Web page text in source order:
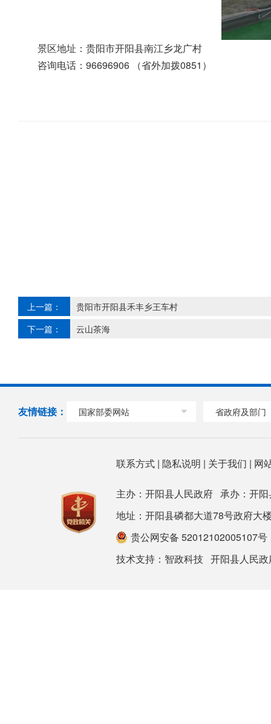
景区地址：贵阳市开阳县南江乡龙广村
咨询电话： 96696906 （省外加拨0851）
上一篇：
贵阳市开阳县禾丰乡王车村
下一篇：
云山茶海
友情链接： 国家部委网站 省政府及部门
联系方式| 隐私说明 | 关于我们 | 网
主办：开阳县人民政府 承办：开
地址：开阳县磷都大道78号政府
贵公网安备 52012102005107号
技术支持： 智政科技 开阳县人民